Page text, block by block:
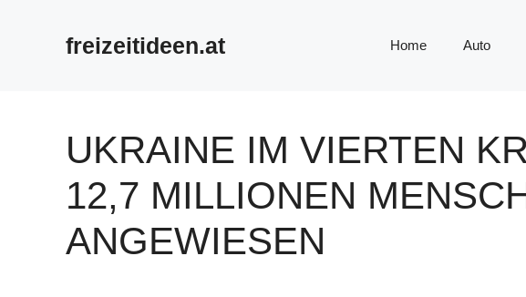
freizeitideen.at Home Auto
UKRAINE IM VIERTEN
12,7 MILLIONEN
ANGEWIESEN